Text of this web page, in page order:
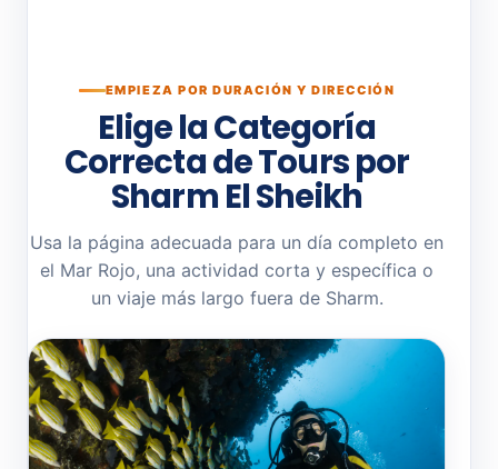
EMPIEZA POR DURACIÓN Y DIRECCIÓN
Elige la Categoría
Correcta de Tours por
Sharm El Sheikh
Usa la página adecuada para un día completo en
el Mar Rojo, una actividad corta y específica o
un viaje más largo fuera de Sharm.